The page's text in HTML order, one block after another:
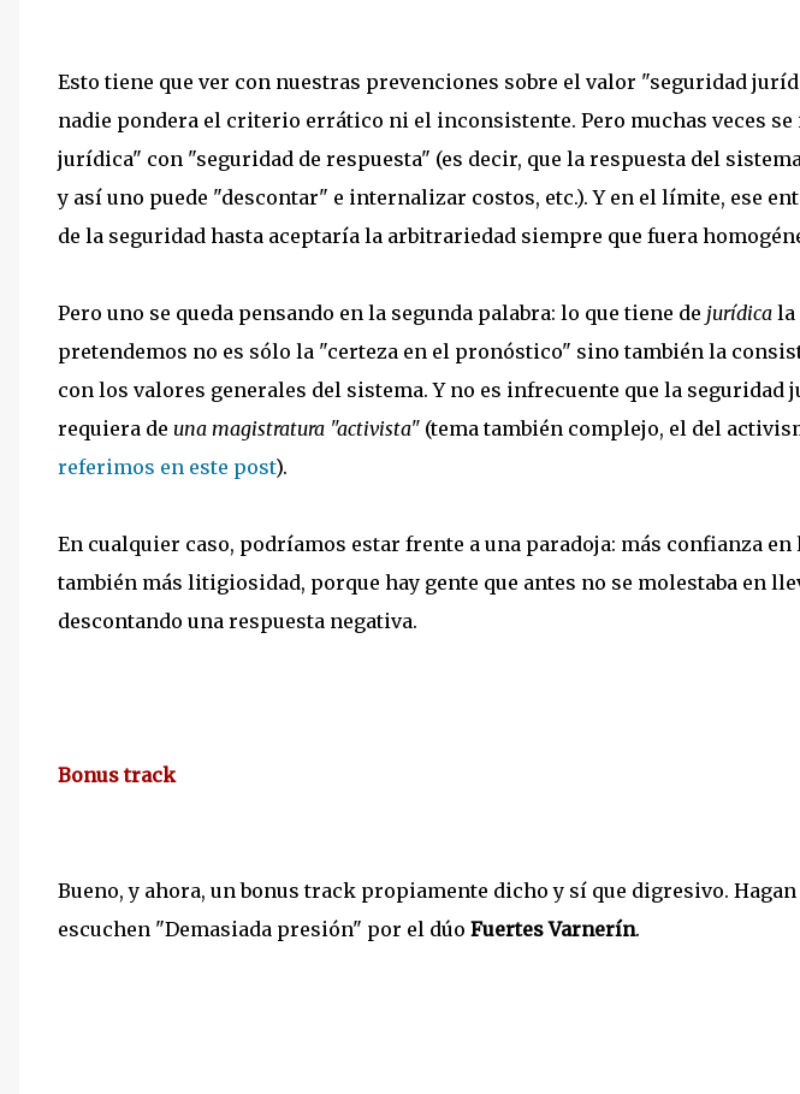
Esto tiene que ver con nuestras prevenciones sobre el valor "seguridad
nadie pondera el criterio errático ni el inconsistente. Pero muchas veces
jurídica" con "seguridad de respuesta" (es decir, que la respuesta del
y así uno puede "descontar" e internalizar costos, etc.). Y en el límite, ese
de la seguridad hasta aceptaría la arbitrariedad siempre que fuera
Pero uno se queda pensando en la segunda palabra: lo que tiene de jurídica la
pretendemos no es sólo la "certeza en el pronóstico" sino también la
con los valores generales del sistema. Y no es infrecuente que la seguridad
requiera de una magistratura "activista" (tema también complejo, el del
referimos en este post).
En cualquier caso, podríamos estar frente a una paradoja: más confianza
también más litigiosidad, porque hay gente que antes no se molestaba en
descontando una respuesta negativa.
Bonus track
Bueno, y ahora, un bonus track propiamente dicho y sí que digresivo.
escuchen "Demasiada presión" por el dúo Fuertes Varnerín.